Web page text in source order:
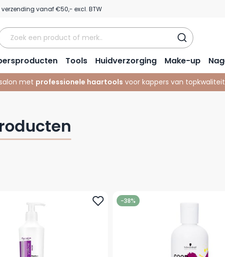
vanaf €50,- excl. BTW
Tools Huidverzorging Make-up
met professionele haartools voor kappers van topkwaliteit
-38%